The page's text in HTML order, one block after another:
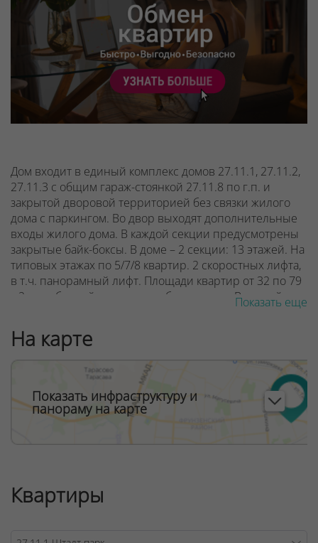
Дом входит в единый комплекс домов 27.11.1, 27.11.2,
27.11.3 с общим гараж-стоянкой 27.11.8 по г.п. и
закрытой дворовой территорией без связки жилого
дома с паркингом. Во двор выходят дополнительные
входы жилого дома. В каждой секции предусмотрены
закрытые байк-боксы. В доме – 2 секции: 13 этажей. На
типовых этажах по 5/7/8 квартир. 2 скоростных лифта,
в т.ч. панорамный лифт. Площади квартир от 32 по 79
м2 в свободной планировке без отделки. В каждой
квартире от 1 до 5 окон от потолка до пола,
панорамное остекление. Балконы со стеклянным
ограждением. Высота потолков 2,72 м, последний этаж
– 3,02 мНа 1 этаже каждой секции: лобби жилого дома,
встроенные коммерческие помещения
общественного назначения.
ООО "Твоя столицаконсалт", УНП 190285638, лицензия
Показать еще
На карте
Показать инфраструктуру и
панораму на карте
Квартиры